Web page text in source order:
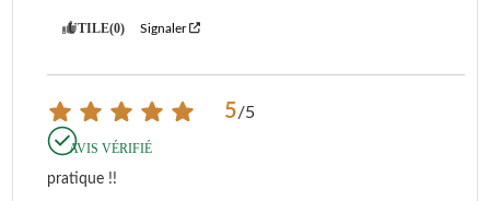
UTILE(0) Signaler
5/5
AVIS VÉRIFIÉ
pratique !!